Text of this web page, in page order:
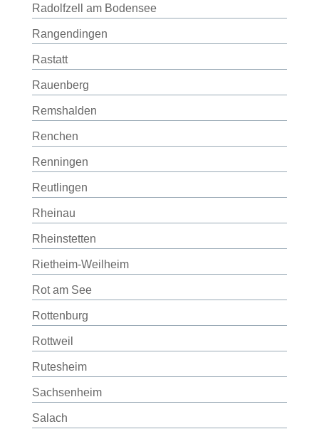
Radolfzell am Bodensee
Rangendingen
Rastatt
Rauenberg
Remshalden
Renchen
Renningen
Reutlingen
Rheinau
Rheinstetten
Rietheim-Weilheim
Rot am See
Rottenburg
Rottweil
Rutesheim
Sachsenheim
Salach